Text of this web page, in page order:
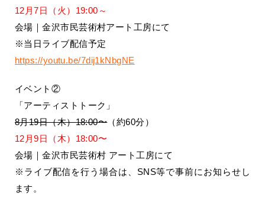
12月7日（火）19:00～
会場｜金沢市民芸術村アート工房にて
※当日ライブ配信予定
https://youtu.be/7dij1kNbgNE
イベント②
「アーティストトーク」
8月19日（木）18:00〜（約60分）
12月9日（木）18:00〜
会場｜金沢市民芸術村 アート工房にて
※ライブ配信を行う場合は、SNS等で事前にお知らせし
ます。